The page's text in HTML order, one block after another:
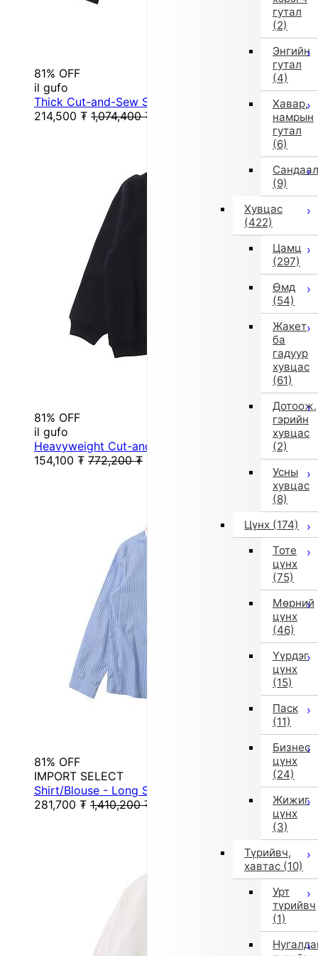
гутал
(2)
Энгийн
гутал
(4)
Хавар,
намрын
гутал
(6)
Сандаал
(9)
Хувцас
(422)
Цамц
(297)
Өмд
(54)
Жакет
ба
гадуур
хувцас
(61)
Дотоож,
гэрийн
хувцас
(2)
Усны
хувцас
(8)
Цүнх (174)
Тоте
цүнх
(75)
Мөрний
цүнх
(46)
Үүрдэг
цүнх
(15)
Паск
(11)
Бизнес
цүнх
(24)
Жижиг
цүнх
(3)
Түрийвч,
хавтас (10)
Урт
түрийвч
(1)
81% OFF
il gufo
Thick Cut-and-Sew Sweatshirt (115/120 cm, Black)
214,500 ₮ 1,074,400 ₮
81% OFF
il gufo
Heavyweight Cut-and-Sew Sweatshirt (Black)
154,100 ₮ 772,200 ₮
81% OFF
IMPORT SELECT
Shirt/Blouse - Long Sleeve Shirt (Blue)
281,700 ₮ 1,410,200 ₮